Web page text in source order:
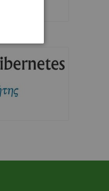
PRESTAZIONI E SERVIZI
TARIFFARIE
- FONDO ACQUA PER TE